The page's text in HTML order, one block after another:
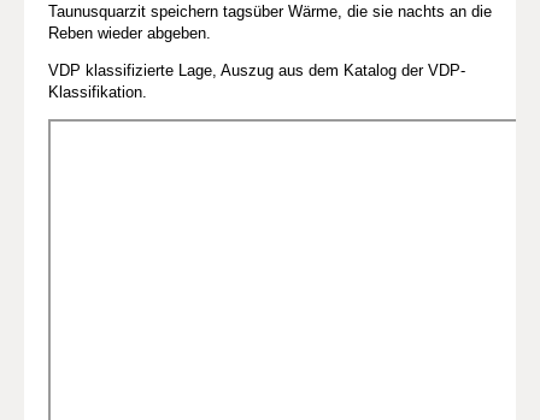
Taunusquarzit speichern tagsüber Wärme, die sie nachts an die
Reben wieder abgeben.
VDP klassifizierte Lage, Auszug aus dem Katalog der VDP-
Klassifikation.